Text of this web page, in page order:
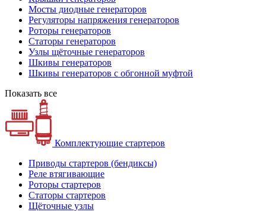
Мосты диодные генераторов
Регуляторы напряжения генераторов
Роторы генераторов
Статоры генераторов
Узлы щёточные генераторов
Шкивы генераторов
Шкивы генераторов с обгонной муфтой
Показать все
Комплектующие стартеров
Приводы стартеров (бендиксы)
Реле втягивающие
Роторы стартеров
Статоры стартеров
Щёточные узлы